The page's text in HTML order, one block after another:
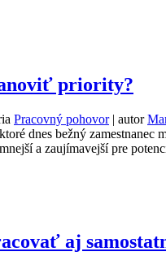
priority?
Pracovný pohovor | autor
dnes bežný
a zaujímavejší pre
aj